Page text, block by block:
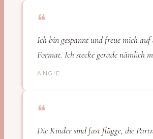
❝
Ich bin gespannt und freue mich auf
Format. Ich stecke gerade nämlich
ANGIE
❝
Die Kinder sind fast flügge, die